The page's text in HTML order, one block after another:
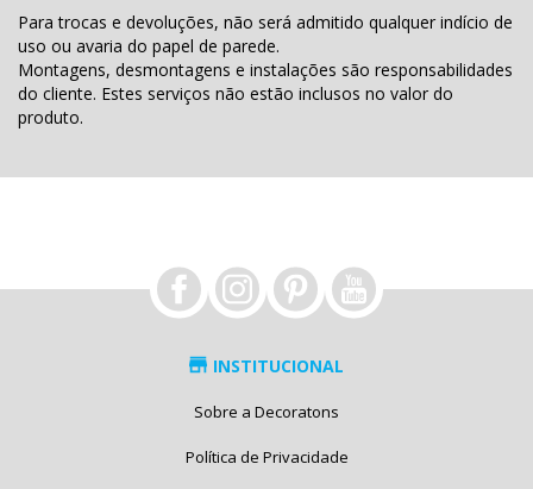
Para trocas e devoluções, não será admitido qualquer indício de
uso ou avaria do papel de parede.
Montagens, desmontagens e instalações são responsabilidades
do cliente. Estes serviços não estão inclusos no valor do
produto.
INSTITUCIONAL
Sobre a Decoratons
Política de Privacidade